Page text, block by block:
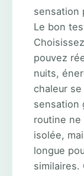
sensation
Le bon
pouvez
nuits,
chaleur
sensation
routine ne
isolée,
longue
similaires.